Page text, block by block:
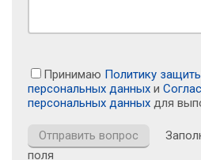
Принимаю Политику
персональных данных и
персональных данных для
поля